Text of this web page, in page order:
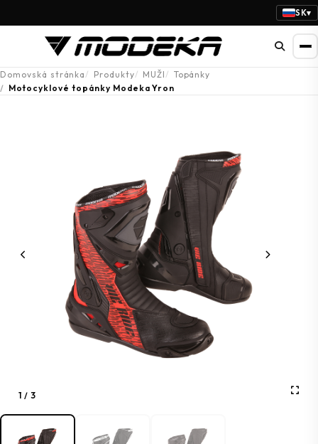
SK▾
Domovská stránka Produkty MUŽI
Topánky
Motocyklové topánky Modeka Yron
1 / 3